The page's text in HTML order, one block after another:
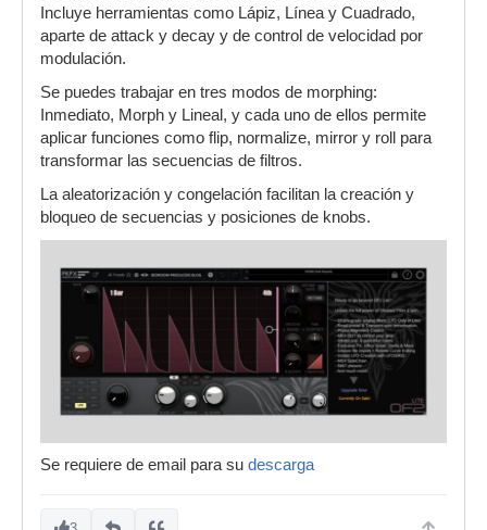
Incluye herramientas como Lápiz, Línea y Cuadrado,
aparte de attack y decay y de control de velocidad por
modulación.
Se puedes trabajar en tres modos de morphing:
Inmediato, Morph y Lineal, y cada uno de ellos permite
aplicar funciones como flip, normalize, mirror y roll para
transformar las secuencias de filtros.
La aleatorización y congelación facilitan la creación y
bloqueo de secuencias y posiciones de knobs.
Se requiere de email para su descarga